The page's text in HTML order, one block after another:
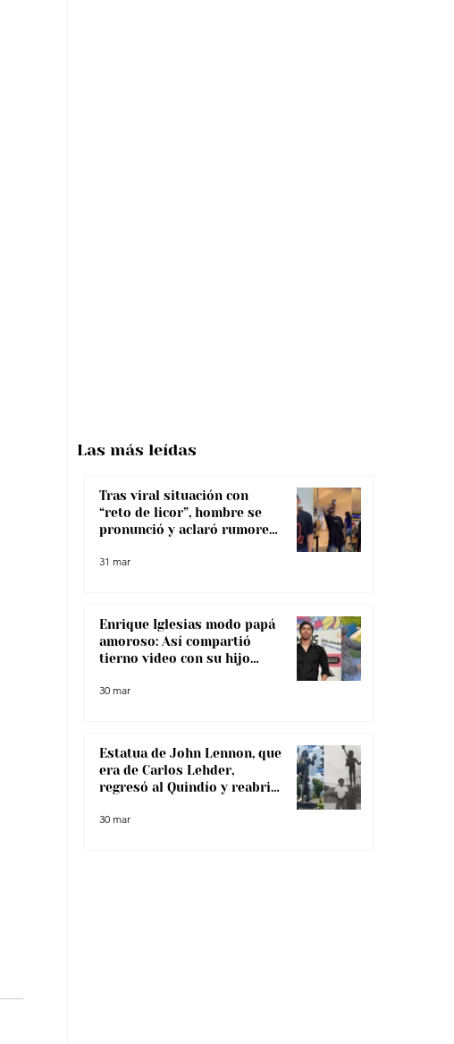
Tras viral situación con
“reto de licor”, hombre se
pronunció y aclaró rumores
31 mar
Enrique Iglesias modo papá
amoroso: Así compartió
tierno video con su hijo
30 mar
Estatua de John Lennon, que
era de Carlos Lehder,
regresó al Quindío y reabrió
narcotráfico
30 mar
Las más leídas